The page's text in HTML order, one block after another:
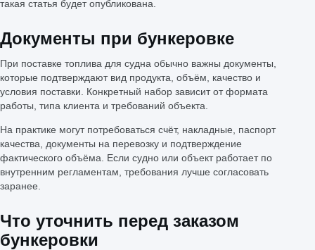
такая статья будет опубликована.
Документы при бункеровке
При поставке топлива для судна обычно важны документы,
которые подтверждают вид продукта, объём, качество и
условия поставки. Конкретный набор зависит от формата
работы, типа клиента и требований объекта.
На практике могут потребоваться счёт, накладные, паспорт
качества, документы на перевозку и подтверждение
фактического объёма. Если судно или объект работает по
внутренним регламентам, требования лучше согласовать
заранее.
Что уточнить перед заказом
бункеровки